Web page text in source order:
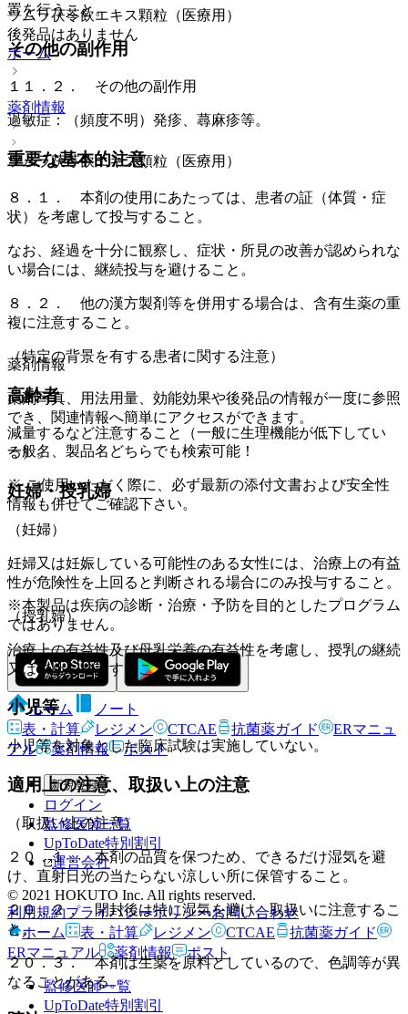
ツムラ茯苓飲エキス顆粒（医療用）
後発品はありません
ホーム
薬剤情報
ツムラ茯苓飲エキス顆粒（医療用）
置を行うこと。
その他の副作用
１１．２． その他の副作用
過敏症：（頻度不明）発疹、蕁麻疹等。
重要な基本的注意
８．１． 本剤の使用にあたっては、患者の証（体質・症
状）を考慮して投与すること。
なお、経過を十分に観察し、症状・所見の改善が認められな
い場合には、継続投与を避けること。
８．２． 他の漢方製剤等を併用する場合は、含有生薬の重
複に注意すること。
（特定の背景を有する患者に関する注意）
高齢者
減量するなど注意すること（一般に生理機能が低下してい
る）。
妊婦・授乳婦
（妊婦）
妊婦又は妊娠している可能性のある女性には、治療上の有益
性が危険性を上回ると判断される場合にのみ投与すること。
（授乳婦）
治療上の有益性及び母乳栄養の有益性を考慮し、授乳の継続
又は中止を検討すること。
小児等
小児等を対象とした臨床試験は実施していない。
適用上の注意、取扱い上の注意
（取扱い上の注意）
２０．１． 本剤の品質を保つため、できるだけ湿気を避
け、直射日光の当たらない涼しい所に保管すること。
２０．２． 開封後は特に湿気を避け、取扱いに注意するこ
と。
２０．３． 本剤は生薬を原料としているので、色調等が異
なることがある。
薬剤情報
薬剤写真、用法用量、効能効果や後発品の情報が一度に参照
でき、関連情報へ簡単にアクセスができます。
一般名、製品名どちらでも検索可能！
※ ご使用いただく際に、必ず最新の添付文書および安全性
情報も併せてご確認下さい。
※本製品は疾病の診断・治療・予防を目的としたプログラム
ではありません。
ホーム
ノート
表・計算
レジメン CTCAE 抗菌薬ガイド
ERマニュ
アル
薬剤情報 ポスト
新規登録
ログイン
監修医師一覧
UpToDate特別割引
運営会社
© 2021 HOKUTO Inc. All rights reserved.
利用規約プライバシーポリシーお問い合わせ
ホーム
表・計算 レジメン CTCAE
抗菌薬ガイド
ERマニュアル
薬剤情報 ポスト
監修医師一覧
UpToDate特別割引